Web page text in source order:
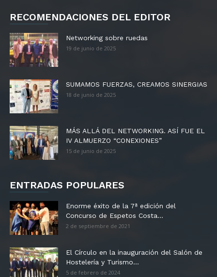
RECOMENDACIONES DEL EDITOR
Networking sobre ruedas
19 de junio de 2025
SUMAMOS FUERZAS, CREAMOS SINERGIAS
18 de junio de 2025
MÁS ALLÁ DEL NETWORKING. ASÍ FUE EL
IV ALMUERZO “CONEXIONES”
15 de junio de 2025
ENTRADAS POPULARES
Enorme éxito de la 7ª edición del
Concurso de Espetos Costa...
2 de septiembre de 2021
El Círculo en la inauguración del Salón de
Hostelería y Turismo...
5 de febrero de 2024